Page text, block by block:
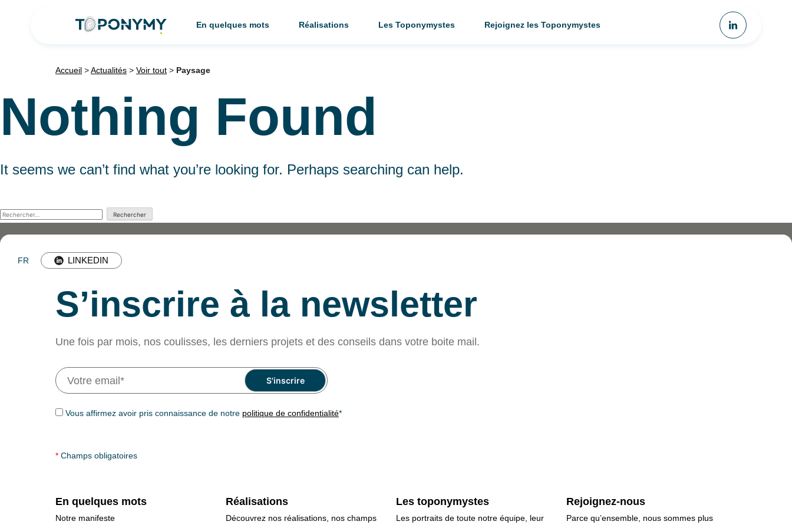
En quelques mots Réalisations Les Toponymystes Rejoignez les Toponymystes
Accueil >Actualités >Voir tout > Paysage
Nothing Found
It seems we can’t find what you’re looking for. Perhaps searching can help.
Rechercher :
FR LINKEDIN
S’inscrire à la newsletter
Une fois par mois, nos coulisses, les derniers projets et des conseils dans votre boite mail.
Vous affirmez avoir pris connaissance de notre politique de confidentialité*
* Champs obligatoires
En quelques mots
Notre manifeste
Réalisations
Découvrez nos réalisations, nos champs
Les toponymystes
Les portraits de toute notre équipe, leur
Rejoignez-nous
Parce qu’ensemble, nous sommes plus